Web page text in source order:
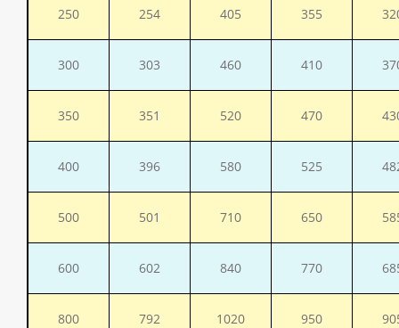
250 254 405 355
300 303 460 410
350 351 520 470
400 396 580 525
500 501 710 650
600 602 840 770
800 792 1020 950